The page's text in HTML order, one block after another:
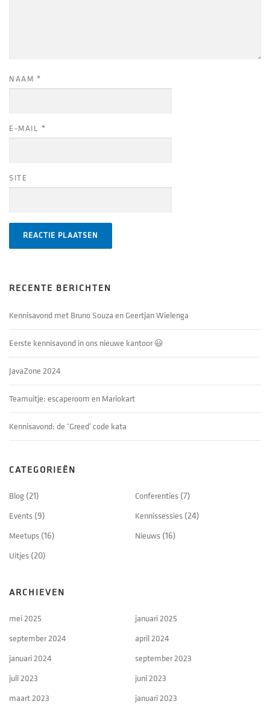
NAAM *
E-MAIL *
SITE
RECENTE BERICHTEN
Kennisavond met Bruno Souza en Geertjan Wielenga
Eerste kennisavond in ons nieuwe kantoor 😃
JavaZone 2024
Teamuitje: escaperoom en Mariokart
Kennisavond: de ‘Greed’ code kata
CATEGORIEËN
Blog (21) Conferenties (7)
Events (9) Kennissessies (24)
Meetups (16) Nieuws (16)
Uitjes (20)
ARCHIEVEN
mei 2025
januari 2025
september 2024
april 2024
januari 2024
september 2023
juli 2023
juni 2023
maart 2023
januari 2023